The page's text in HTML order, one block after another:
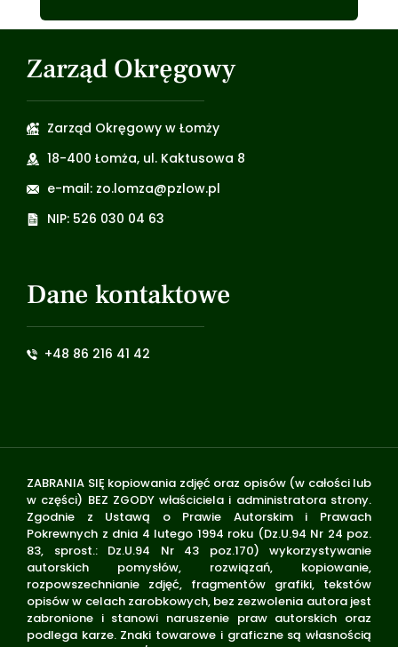
Zarząd Okręgowy
Zarząd Okręgowy w Łomży
18-400 Łomża, ul. Kaktusowa 8
e-mail: zo.lomza@pzlow.pl
NIP: 526 030 04 63
Dane kontaktowe
+48 86 216 41 42
ZABRANIA SIĘ kopiowania zdjęć oraz opisów (w całości lub
w części) BEZ ZGODY właściciela i administratora strony.
Zgodnie z Ustawą o Prawie Autorskim i Prawach
Pokrewnych z dnia 4 lutego 1994 roku (Dz.U.94 Nr 24 poz.
83, sprost.: Dz.U.94 Nr 43 poz.170) wykorzystywanie
autorskich pomysłów, rozwiązań, kopiowanie,
rozpowszechnianie zdjęć, fragmentów grafiki, tekstów
opisów w celach zarobkowych, bez zezwolenia autora jest
zabronione i stanowi naruszenie praw autorskich oraz
podlega karze. Znaki towarowe i graficzne są własnością